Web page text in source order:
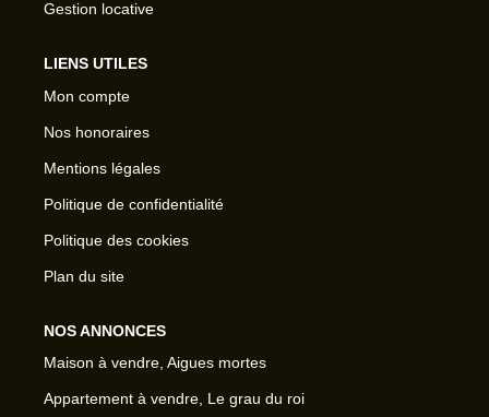
Gestion locative
LIENS UTILES
Mon compte
Nos honoraires
Mentions légales
Politique de confidentialité
Politique des cookies
Plan du site
NOS ANNONCES
Maison à vendre, Aigues mortes
Appartement à vendre, Le grau du roi